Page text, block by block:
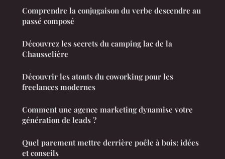
Comprendre la conjugaison du verbe descendre au
passé composé
Découvrez les secrets du camping lac de la
Chausselière
Découvrir les atouts du coworking pour les
freelances modernes
Comment une agence marketing dynamise votre
génération de leads ?
Quel parement mettre derrière poêle à bois: idées
et conseils